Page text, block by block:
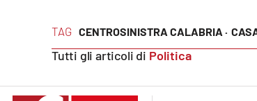
Cookie policy
TAG CENTROSINISTRA CALABRIA ·
Tutti gli articoli di Politica